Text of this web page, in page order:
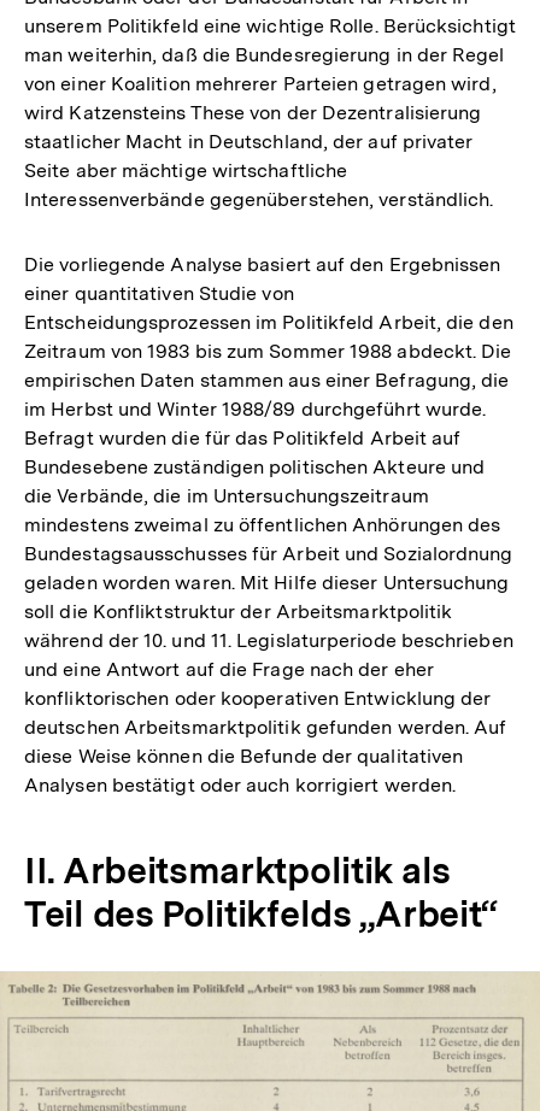
unserem Politikfeld eine wichtige Rolle. Berücksichtigt
man weiterhin, daß die Bundesregierung in der Regel
von einer Koalition mehrerer Parteien getragen wird,
wird Katzensteins These von der Dezentralisierung
staatlicher Macht in Deutschland, der auf privater
Seite aber mächtige wirtschaftliche
Interessenverbände gegenüberstehen, verständlich.
Die vorliegende Analyse basiert auf den Ergebnissen
einer quantitativen Studie von
Entscheidungsprozessen im Politikfeld Arbeit, die den
Zeitraum von 1983 bis zum Sommer 1988 abdeckt. Die
empirischen Daten stammen aus einer Befragung, die
im Herbst und Winter 1988/89 durchgeführt wurde.
Befragt wurden die für das Politikfeld Arbeit auf
Bundesebene zuständigen politischen Akteure und
die Verbände, die im Untersuchungszeitraum
mindestens zweimal zu öffentlichen Anhörungen des
Bundestagsausschusses für Arbeit und Sozialordnung
geladen worden waren. Mit Hilfe dieser Untersuchung
soll die Konfliktstruktur der Arbeitsmarktpolitik
während der 10. und 11. Legislaturperiode beschrieben
und eine Antwort auf die Frage nach der eher
konfliktorischen oder kooperativen Entwicklung der
deutschen Arbeitsmarktpolitik gefunden werden. Auf
diese Weise können die Befunde der qualitativen
Analysen bestätigt oder auch korrigiert werden.
II. Arbeitsmarktpolitik als
Teil des Politikfelds „Arbeit“